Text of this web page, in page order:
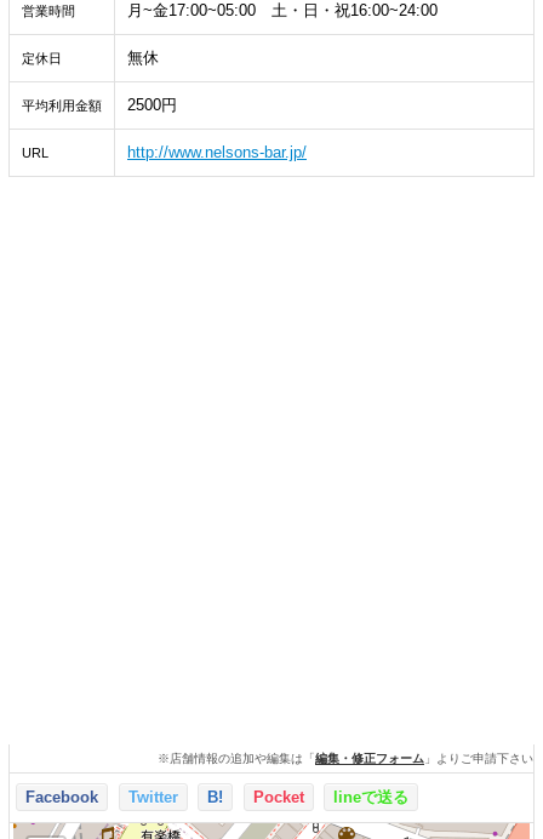
営業時間 月~金17:00~05:00 土・日・祝16:00~24:00
定休日 無休
平均利用金額 2500円
URL http://www.nelsons-bar.jp/
※店舗情報の追加や編集は「編集・修正フォーム 」よりご申請下さい
Facebook Twitter B! Pocket lineで送る